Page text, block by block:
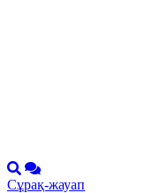
Сұрақ-жауап